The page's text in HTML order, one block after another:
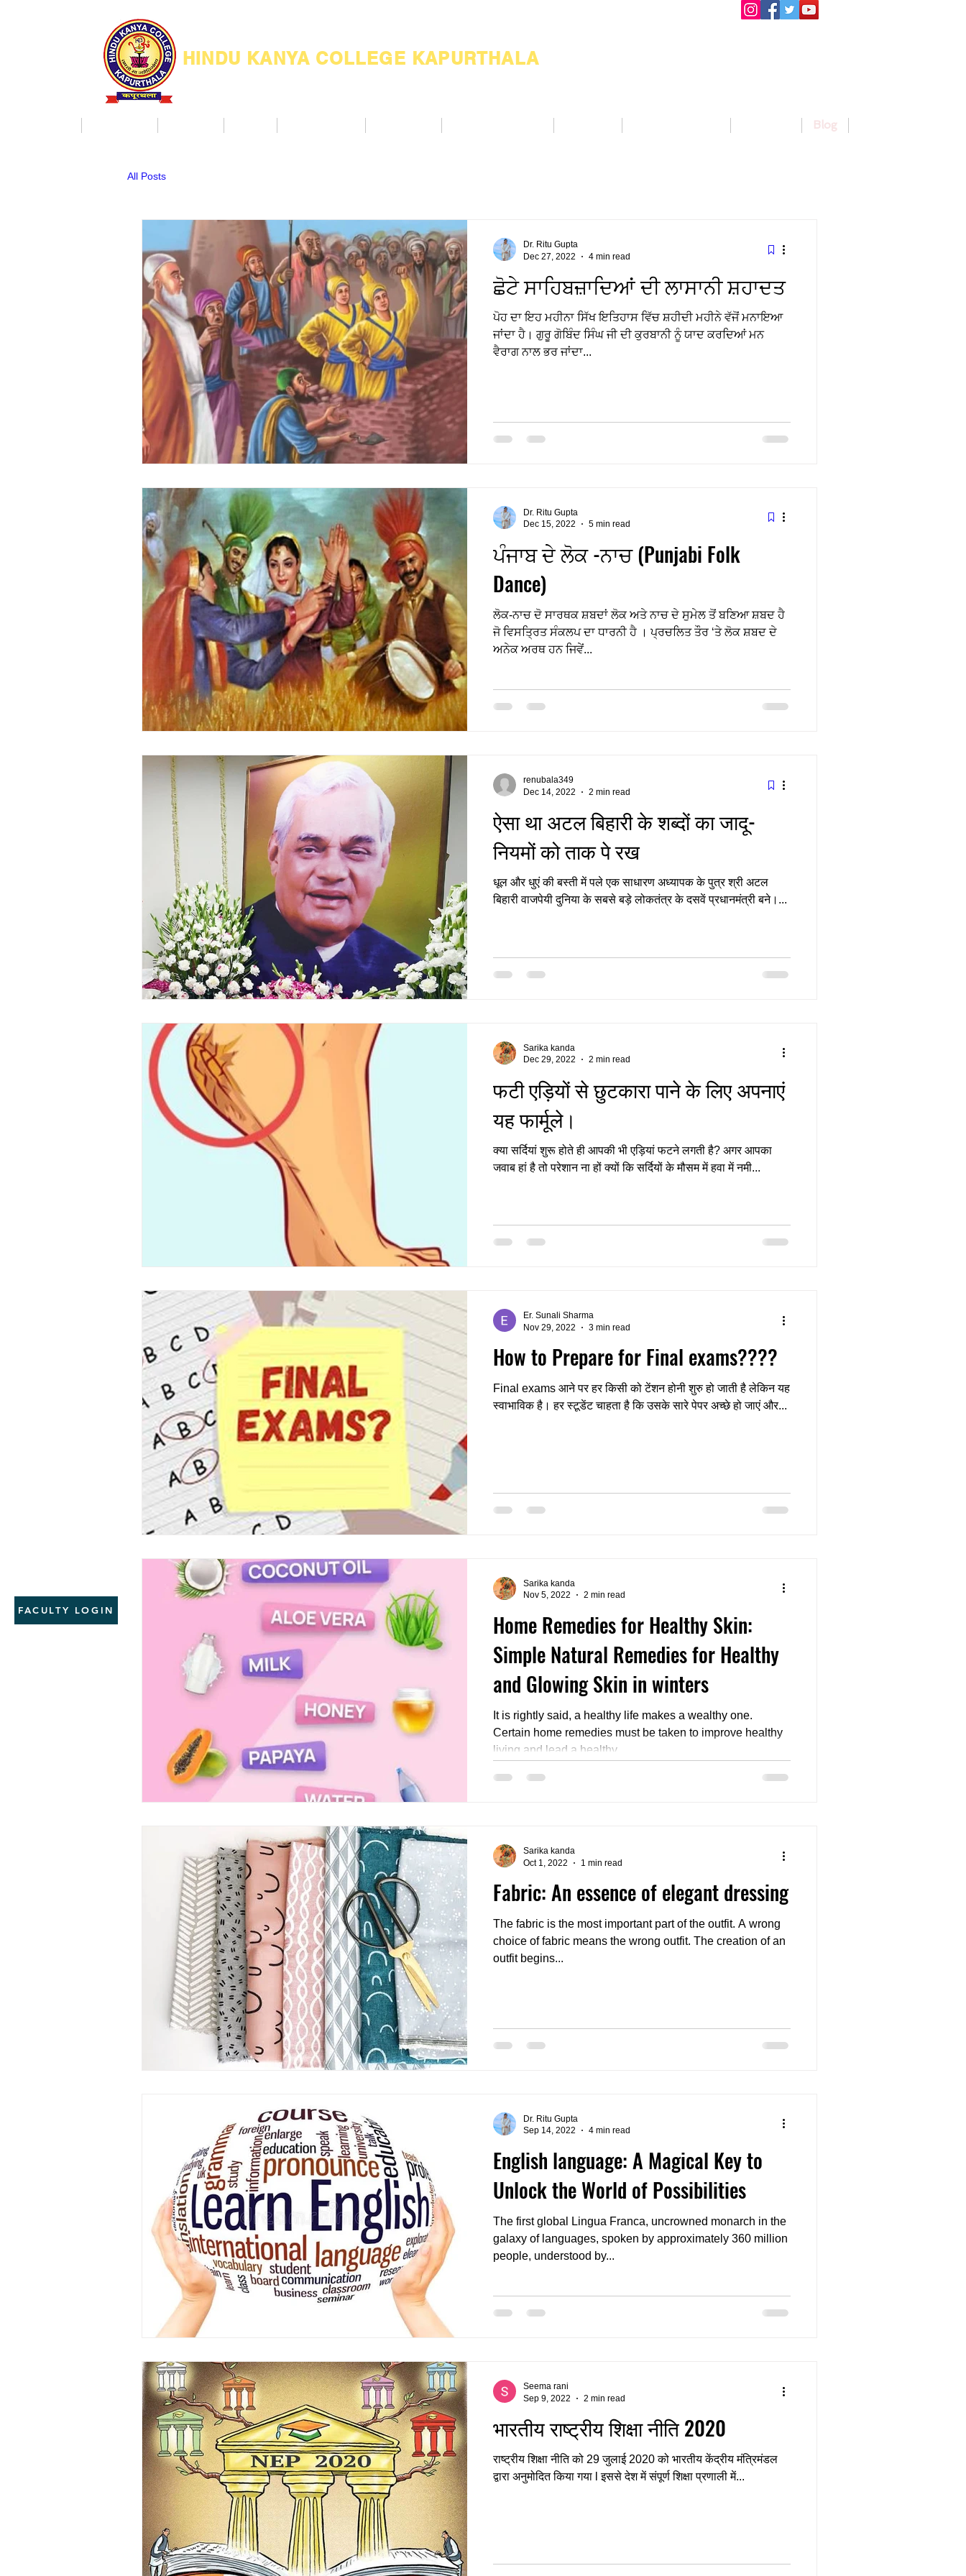
HINDU KANYA COLLEGE KAPURTHALA
Blog
FACULTY LOGIN
All Posts
ਛੋਟੇ ਸਾਹਿਬਜ਼ਾਦਿਆਂ ਦੀ ਲਾਸਾਨੀ ਸ਼ਹਾਦਤ
ਪੋਹ ਦਾ ਇਹ ਮਹੀਨਾ ਸਿੱਖ ਇਤਿਹਾਸ ਵਿੱਚ ਸ਼ਹੀਦੀ ਮਹੀਨੇ ਵੱਜੋਂ ਮਨਾਇਆ
ਜਾਂਦਾ ਹੈ। ਗੁਰੂ ਗੋਬਿੰਦ ਸਿੰਘ ਜੀ ਦੀ ਕੁਰਬਾਨੀ ਨੂੰ ਯਾਦ ਕਰਦਿਆਂ ਮਨ
ਵੈਰਾਗ ਨਾਲ ਭਰ ਜਾਂਦਾ...
Dr. Ritu Gupta
Dec 27, 2022
4 min read
ਪੰਜਾਬ ਦੇ ਲੋਕ -ਨਾਚ (Punjabi Folk
Dance)
ਲੋਕ-ਨਾਚ ਦੋ ਸਾਰਥਕ ਸ਼ਬਦਾਂ ਲੋਕ ਅਤੇ ਨਾਚ ਦੇ ਸੁਮੇਲ ਤੋਂ ਬਣਿਆ ਸ਼ਬਦ ਹੈ
ਜੋ ਵਿਸਤ੍ਰਿਤ ਸੰਕਲਪ ਦਾ ਧਾਰਨੀ ਹੈ । ਪ੍ਰਚਲਿਤ ਤੌਰ ‘ਤੇ ਲੋਕ ਸ਼ਬਦ ਦੇ
ਅਨੇਕ ਅਰਥ ਹਨ ਜਿਵੇਂ...
Dr. Ritu Gupta
Dec 15, 2022
5 min read
ऐसा था अटल ब‍िहारी के शब्‍दों का जादू-
न‍ियमों को ताक पे रख
धूल और धुएं की बस्ती में पले एक साधारण अध्यापक के पुत्र श्री अटल
बिहारी वाजपेयी दुनिया के सबसे बड़े लोकतंत्र के दसवें प्रधानमंत्री बने।...
renubala349
Dec 14, 2022
2 min read
फटी एड़ियों से छुटकारा पाने के लिए अपनाएं
यह फार्मूले।
क्या सर्दियां शुरू होते ही आपकी भी एड़ियां फटने लगती है? अगर आपका
जवाब हां है तो परेशान ना हों क्यों कि सर्दियों के मौसम में हवा में नमी...
Sarika kanda
Dec 29, 2022
2 min read
How to Prepare for Final exams????
Final exams आने पर हर किसी को टेंशन होनी शुरु हो जाती है लेकिन यह
स्वाभाविक है। हर स्टूडेंट चाहता है कि उसके सारे पेपर अच्छे हो जाएं और...
Er. Sunali Sharma
Nov 29, 2022
3 min read
Home Remedies for Healthy Skin:
Simple Natural Remedies for Healthy
and Glowing Skin in winters
It is rightly said, a healthy life makes a wealthy one.
Certain home remedies must be taken to improve healthy
living and lead a healthy...
Sarika kanda
Nov 5, 2022
2 min read
Fabric: An essence of elegant dressing
The fabric is the most important part of the outfit. A wrong
choice of fabric means the wrong outfit. The creation of an
outfit begins...
Sarika kanda
Oct 1, 2022
1 min read
English language: A Magical Key to
Unlock the World of Possibilities
The first global Lingua Franca, uncrowned monarch in the
galaxy of languages, spoken by approximately 360 million
people, understood by...
Dr. Ritu Gupta
Sep 14, 2022
4 min read
भारतीय राष्ट्रीय शिक्षा नीति 2020
राष्ट्रीय शिक्षा नीति को 29 जुलाई 2020 को भारतीय केंद्रीय मंत्रिमंडल
द्वारा अनुमोदित किया गया l इससे देश में संपूर्ण शिक्षा प्रणाली में...
Seema rani
Sep 9, 2022
2 min read